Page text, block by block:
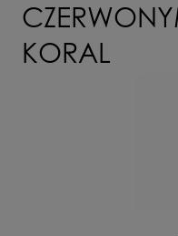
KORAL